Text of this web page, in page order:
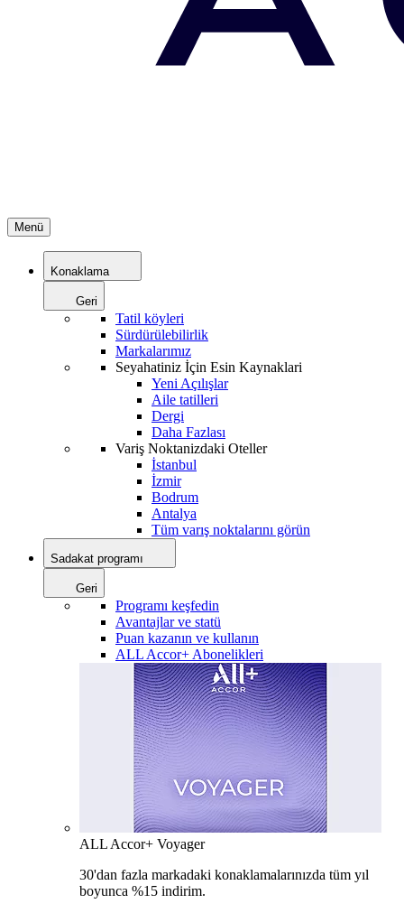
Menü
Konaklama
Geri
Tatil köyleri
Sürdürülebilirlik
Markalarımız
Seyahatiniz İçin Esin Kaynaklari
Yeni Açılışlar
Aile tatilleri
Dergi
Daha Fazlası
Variş Noktanizdaki Oteller
İstanbul
İzmir
Bodrum
Antalya
Tüm varış noktalarını görün
Sadakat programı
Geri
Programı keşfedin
Avantajlar ve statü
Puan kazanın ve kullanın
ALL Accor+ Abonelikleri
ALL Accor+ Voyager
30'dan fazla markadaki konaklamalarınızda tüm yıl
boyunca %15 indirim.